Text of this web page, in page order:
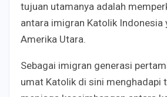
tujuan utamanya adalah
antara imigran Katolik Indonesia
Amerika Utara.
Sebagai imigran generasi
umat Katolik di sini menghadapi